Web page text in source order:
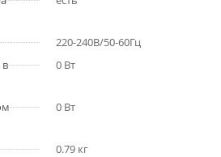
220-240В/50-60Гц
0 Вт
0 Вт
0.79 кг